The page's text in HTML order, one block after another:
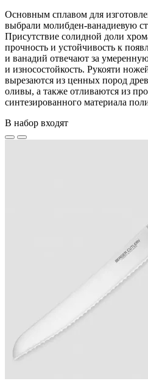
Основным сплавом для
выбрали молибден-ванадиевую
Присутствие солидной доли
прочность и устойчивость к
и ванадий отвечают за
и износостойкость. Рукояти
вырезаются из ценных пород
оливы, а также отливаются из
синтезированного материала
В набор входят